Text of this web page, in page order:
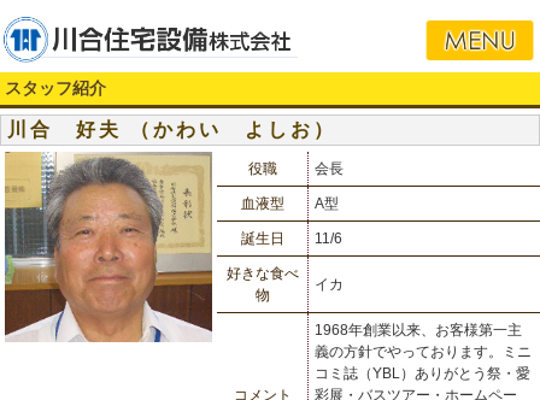
スタッフ紹介
川合 好夫 （かわい よしお）
役職 会長
血液型 A型
誕生日 11/6
好きな食べ
物
イカ
コメント
1968年創業以来、お客様第一主
義の方針でやっております。ミニ
コミ誌（YBL）ありがとう祭・愛
彩展・バスツアー・ホームペー